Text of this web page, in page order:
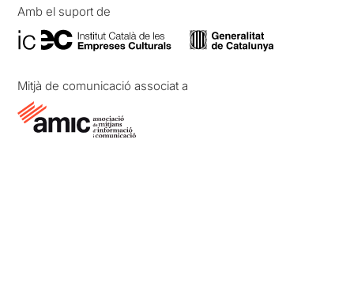
Amb el suport de
Mitjà de comunicació associat a